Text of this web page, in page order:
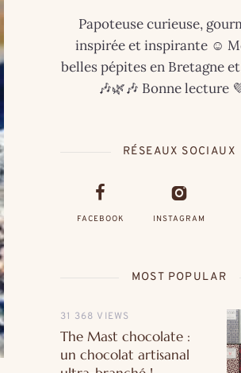
Papoteuse curieuse,
inspirée et inspirante ☺️
belles pépites en Bretagne
🎶🌿🎶 Bonne lecture
RÉSEAUX SOCIAUX
FACEBOOK INSTAGRAM
MOST POPULAR
31 368 VIEWS
The Mast chocolate :
un chocolat artisanal